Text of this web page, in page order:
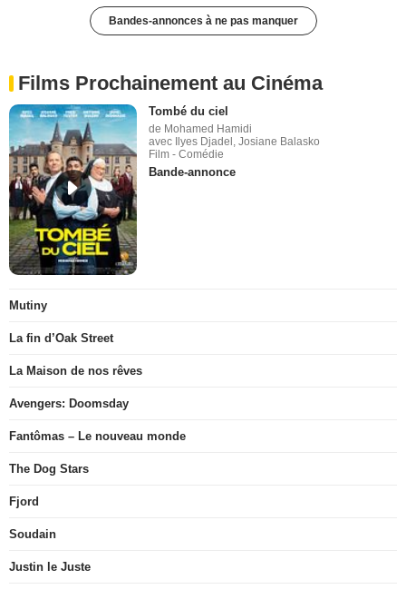
Bandes-annonces à ne pas manquer
Films Prochainement au Cinéma
Tombé du ciel
de Mohamed Hamidi
avec Ilyes Djadel, Josiane Balasko
Film - Comédie
Bande-annonce
Mutiny
La fin d’Oak Street
La Maison de nos rêves
Avengers: Doomsday
Fantômas – Le nouveau monde
The Dog Stars
Fjord
Soudain
Justin le Juste